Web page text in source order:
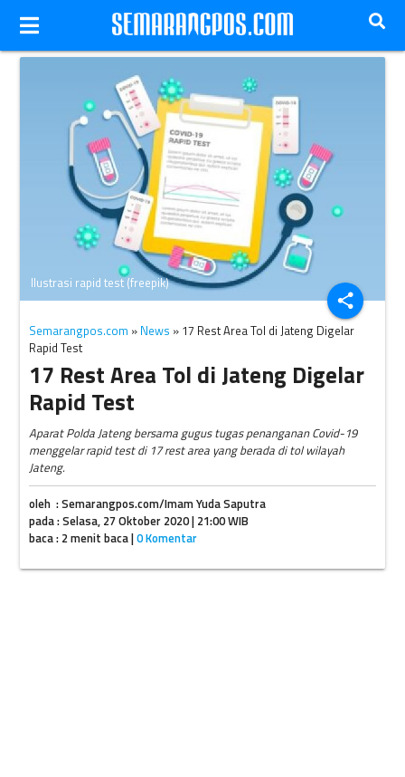
share
Ilustrasi rapid test (freepik)
Semarangpos.com » News » 17 Rest Area Tol di Jateng Digelar
Rapid Test
17 Rest Area Tol di Jateng Digelar
Rapid Test
Aparat Polda Jateng bersama gugus tugas penanganan Covid-19
menggelar rapid test di 17 rest area yang berada di tol wilayah
Jateng.
oleh : Semarangpos.com/Imam Yuda Saputra
pada : Selasa, 27 Oktober 2020 | 21:00 WIB
baca : 2 menit baca |0 Komentar